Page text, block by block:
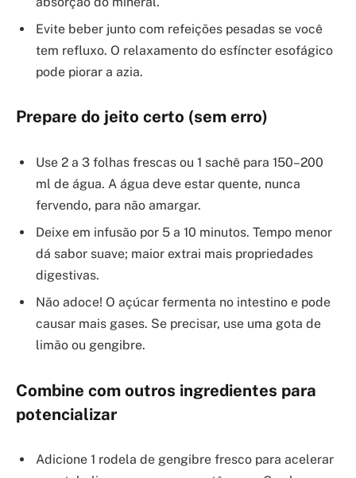
Evite beber junto com refeições pesadas se você
tem refluxo. O relaxamento do esfíncter esofágico
pode piorar a azia.
Prepare do jeito certo (sem erro)
Use 2 a 3 folhas frescas ou 1 sachê para 150–200
ml de água. A água deve estar quente, nunca
fervendo, para não amargar.
Deixe em infusão por 5 a 10 minutos. Tempo menor
dá sabor suave; maior extrai mais propriedades
digestivas.
Não adoce! O açúcar fermenta no intestino e pode
causar mais gases. Se precisar, use uma gota de
limão ou gengibre.
Combine com outros ingredientes para
potencializar
Adicione 1 rodela de gengibre fresco para acelerar